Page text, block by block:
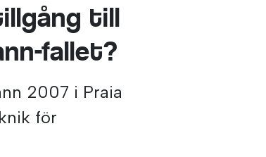
till
fallet?
2007 i Praia
för